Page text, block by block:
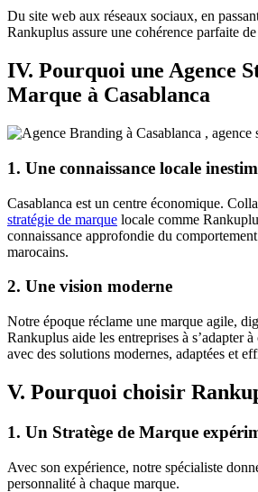
Du site web aux réseaux sociaux, en
Rankuplus assure une cohérence parfaite
IV. Pourquoi une Agence
Marque à Casablanca
1. Une connaissance locale
Casablanca est un centre économique.
stratégie de marque locale comme
connaissance approfondie du
marocains.
2. Une vision moderne
Notre époque réclame une marque agile,
Rankuplus aide les entreprises à s’adapter
avec des solutions modernes, adaptées et
V. Pourquoi choisir
1. Un Stratège de Marque
Avec son expérience, notre spécialiste
personnalité à chaque marque.